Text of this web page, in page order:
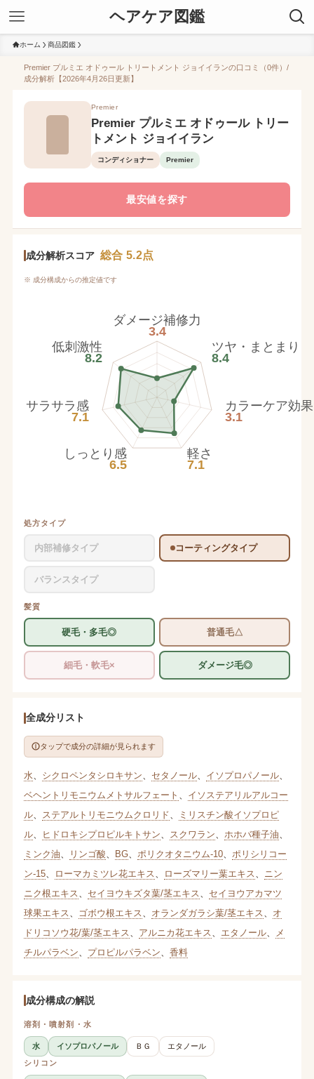
ヘアケア図鑑
ホーム 商品図鑑
Premier プルミエ オドゥール トリートメント ジョイイランの口コミ（0件）/
成分解析【2026年4月26日更新】
Premier
Premier プルミエ オドゥール トリー
トメント ジョイイラン
コンディショナー Premier
最安値を探す
成分解析スコア 総合 5.2点
※ 成分構成からの推定値です
ダメージ補修力
3.4
ツヤ・まとまり
8.4
カラーケア効果
3.1
軽さ
7.1
しっとり感
6.5
サラサラ感
7.1
低刺激性
8.2
処方タイプ
内部補修タイプ コーティングタイプ
バランスタイプ
髪質
硬毛・多毛◎ 普通毛△
細毛・軟毛× ダメージ毛◎
全成分リスト
タップで成分の詳細が見られます
水 シクロペンタシロキサン セタノール、 イソプロパノール、
ベヘントリモニウムメトサルフェート
イソステアリルアルコー
ル、 ステアルトリモニウムクロリド
ミリスチン酸イソプロピ
ル、 ヒドロキシプロピルキトサン スクワラン ホホバ種子油
ミンク油
リンゴ酸 BG、 ポリクオタニウム-10、 ポリシリコー
ン-15、 ローマカミツレ花エキス ローズマリー葉エキス
ニン
ニク根エキス
セイヨウキズタ葉/茎エキス
セイヨウアカマツ
球果エキス
ゴボウ根エキス オランダガラシ葉/茎エキス
オ
ドリコソウ花/葉/茎エキス
アルニカ花エキス エタノール、
メ
チルパラベン
プロピルパラベン 香料
成分構成の解説
溶剤・噴射剤・水
水 イソプロパノール ＢＧ
エタノール
シリコン